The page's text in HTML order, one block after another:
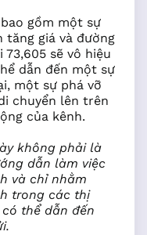
gồm một sự
giá và đường
sẽ vô hiệu
dẫn đến một sự
một sự phá vỡ
chuyển lên trên
của kênh.
không phải là
dẫn làm việc
và chỉ nhằm
trong các thị
thể dẫn đến